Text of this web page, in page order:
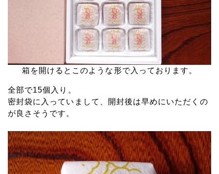
箱を開けるとこのような形で入っております。
全部で15個入り。
密封袋に入っていまして、開封後は早めにいただくの
が良さそうです。